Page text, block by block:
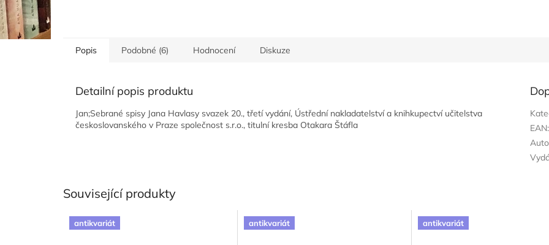
Popis Podobné (6) Hodnocení Diskuze
Detailní popis produktu
Jan;Sebrané spisy Jana Havlasy svazek 20., třetí vydání, Ústřední nakladatelství a knihkupectví učitelstva
českoslovanského v Praze společnost s.r.o., titulní kresba Otakara Štáfla
EAN:
Související produkty
antikvariát antikvariát antikvariát